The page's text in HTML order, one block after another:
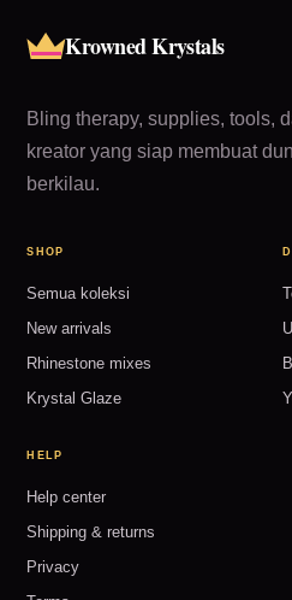
Krowned Krystals
Bling therapy, supplies, tools,
kreator yang siap membuat
berkilau.
SHOP
Semua koleksi
New arrivals
Rhinestone mixes
Krystal Glaze
HELP
Help center
Shipping & returns
Privacy